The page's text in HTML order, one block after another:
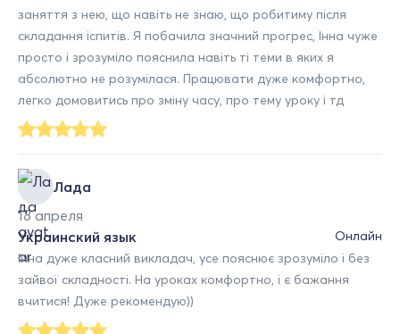
заняття з нею, що навіть не знаю, що робитиму після
складання іспитів. Я побачила значний прогрес, Інна чуже
просто і зрозуміло пояснила навіть ті теми в яких я
абсолютно не розумілася. Працювати дуже комфортно,
легко домовитись про зміну часу, про тему уроку і тд
Лада
18 апреля
Онлайн
Украинский язык
Інна дуже класний викладач, усе пояснює зрозуміло і без
зайвої складності. На уроках комфортно, і є бажання
вчитися! Дуже рекомендую))